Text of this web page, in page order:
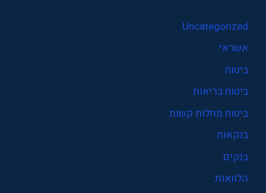
Uncategorized
אשראי
ביטוח
ביטוח בריאות
ביטוח מחלות קשות
בנקאות
בנקים
הלוואות